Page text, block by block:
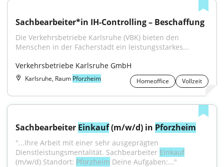
Sachbearbeiter*in IH-Controlling – Beschaffung
Die Verkehrsbetriebe Karlsruhe (VBK) bieten den
Menschen in der Fächerstadt ein leistungsstarkes...
Verkehrsbetriebe Karlsruhe GmbH
Karlsruhe, Raum Pforzheim Homeoffice Vollzeit
Sachbearbeiter Einkauf (m/w/d) in Pforzheim
"...Ihre Arbeit mit einer sehr ausgeprägten
Dienstleistungsmentalität. Sachbearbeiter Einkauf
(m/w/d) Standort: Pforzheim Deine Aufgaben:..."